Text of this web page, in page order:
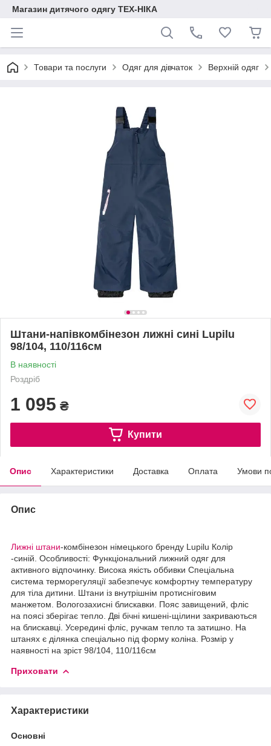
Магазин дитячого одягу ТЕХ-НІКА
Товари та послуги Одяг для дівчаток Верхній одяг
Штани-напівкомбінезон лижні сині Lupilu
98/104, 110/116см
В наявності
Роздріб
1 095 ₴
Купити
Опис Характеристики Доставка Оплата Умови
Опис
Лижні штани-комбінезон німецького бренду Lupilu Колір
-синій. Особливості: Функціональний лижний одяг для
активного відпочинку. Висока якість оббивки Спеціальна
система терморегуляції забезпечує комфортну температуру
для тіла дитини. Штани із внутрішнім протисніговим
манжетом. Вологозахисні блискавки. Пояс завищений, фліс
на поясі зберігає тепло. Дві бічні кишені-щілини закриваються
на блискавці. Усередині фліс, ручкам тепло та затишно. На
штанях є ділянка спеціально під форму коліна. Розмір у
наявності на зріст 98/104, 110/116см
Приховати
Характеристики
Основні